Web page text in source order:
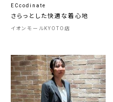
ECcodinate
さらっとした快適な着心地
イオンモールKYOTO店